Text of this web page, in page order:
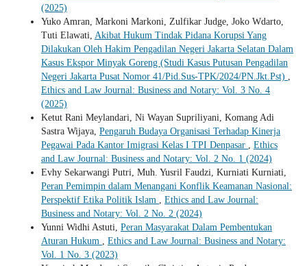
(2025)
Yuko Amran, Markoni Markoni, Zulfikar Judge, Joko Wdarto,
Tuti Elawati, Akibat Hukum Tindak Pidana Korupsi Yang
Dilakukan Oleh Hakim Pengadilan Negeri Jakarta Selatan Dalam
Kasus Ekspor Minyak Goreng (Studi Kasus Putusan Pengadilan
Negeri Jakarta Pusat Nomor 41/Pid.Sus-TPK/2024/PN.Jkt.Pst)
Ethics and Law Journal: Business and Notary: Vol. 3 No. 4
(2025)
Ketut Rani Meylandari, Ni Wayan Supriliyani, Komang Adi
Sastra Wijaya, Pengaruh Budaya Organisasi Terhadap Kinerja
Pegawai Pada Kantor Imigrasi Kelas I TPI Denpasar
Ethics
and Law Journal: Business and Notary: Vol. 2 No. 1 (2024)
Evhy Sekarwangi Putri, Muh. Yusril Faudzi, Kurniati Kurniati,
Peran Pemimpin dalam Menangani Konflik Keamanan Nasional:
Perspektif Etika Politik Islam
Ethics and Law Journal:
Business and Notary: Vol. 2 No. 2 (2024)
Yunni Widhi Astuti, Peran Masyarakat Dalam Pembentukan
Aturan Hukum
Ethics and Law Journal: Business and Notary:
Vol. 1 No. 3 (2023)